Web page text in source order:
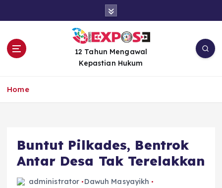
12 Tahun Mengawal
Kepastian Hukum
Home
Buntut Pilkades, Bentrok
Antar Desa Tak Terelakkan
administrator
Dawuh Masyayikh